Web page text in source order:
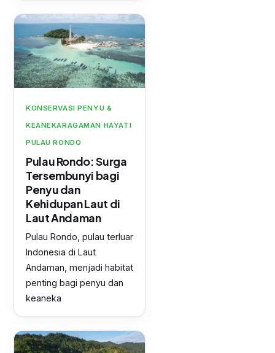
KONSERVASI PENYU &
KEANEKARAGAMAN HAYATI
PULAU RONDO
Pulau Rondo: Surga
Tersembunyi bagi
Penyu dan
Kehidupan Laut di
Laut Andaman
Pulau Rondo, pulau terluar
Indonesia di Laut
Andaman, menjadi habitat
penting bagi penyu dan
keaneka